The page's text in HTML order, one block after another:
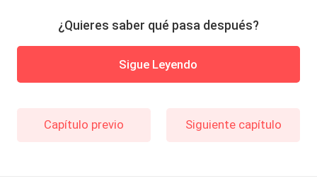
¿Quieres saber qué pasa después?
Sigue Leyendo
Capítulo previo Siguiente capítulo